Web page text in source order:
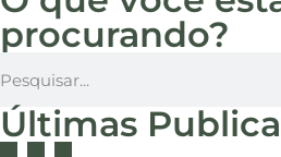
procurando?
Últimas